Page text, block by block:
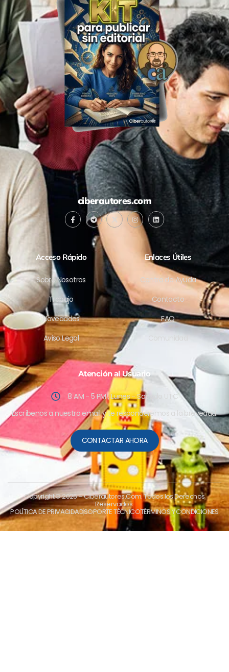
ciberautores.com
Acceso Rápido
Sobre Nosotros
Trabajo
Novedades
Aviso Legal
Enlaces Útiles
Centro de Ayuda
Contacto
FAQ
Atención al Usuario
8 AM - 5 PM , Lunes - Sabado UTC
Escríbenos a nuestro email y te responderemos a la brevedad.
CONTACTAR AHORA
Copyright © 2026– Ciberautores.Com. Todos los Derechos
Reservados.
POLÍTICA DE PRIVACIDADSOPORTE TÉCNICOTÉRMINOS Y CONDICIONES